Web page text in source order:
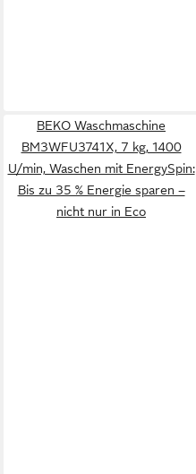
BEKO Waschmaschine
BM3WFU3741X, 7 kg, 1400
U/min, Waschen mit EnergySpin:
Bis zu 35 % Energie sparen –
nicht nur in Eco